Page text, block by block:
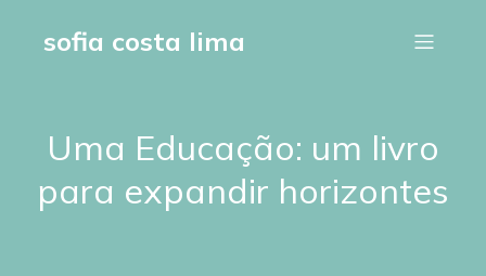
sofia costa lima
Uma Educação: um livro
para expandir horizontes